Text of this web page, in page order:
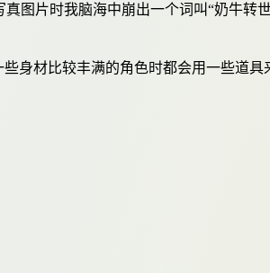
真图片时我脑海中崩出一个词叫“奶牛转
身材比较丰满的角色时都会用一些道具